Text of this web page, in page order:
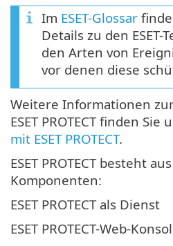
Im ESET-Glossar
Details zu den
den Arten von
vor denen diese
Weitere Informationen
ESET PROTECT finden Sie
mit ESET PROTECT.
ESET PROTECT besteht
Komponenten:
ESET PROTECT als Dienst
ESET PROTECT-Web-